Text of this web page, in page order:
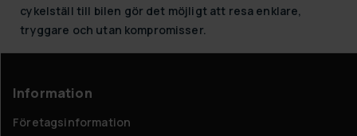
cykelställ till bilen gör det möjligt att resa enklare,
tryggare och utan kompromisser.
Information
Företagsinformation